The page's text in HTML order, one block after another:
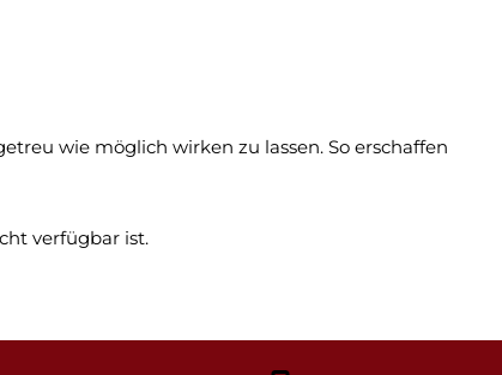
wie möglich wirken zu lassen. So erschaffen
verfügbar ist.